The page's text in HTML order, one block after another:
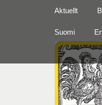
Primär
innehåll
Aktuellt
Suomi